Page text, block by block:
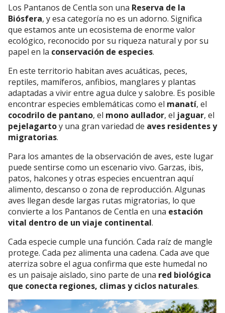
Los Pantanos de Centla son una Reserva de la
Biósfera, y esa categoría no es un adorno. Significa
que estamos ante un ecosistema de enorme valor
ecológico, reconocido por su riqueza natural y por su
papel en la conservación de especies.
En este territorio habitan aves acuáticas, peces,
reptiles, mamíferos, anfibios, manglares y plantas
adaptadas a vivir entre agua dulce y salobre. Es posible
encontrar especies emblemáticas como el manatí, el
cocodrilo de pantano, el mono aullador, el jaguar, el
pejelagartoy una gran variedad de aves residentes y
migratorias.
Para los amantes de la observación de aves, este lugar
puede sentirse como un escenario vivo. Garzas, ibis,
patos, halcones y otras especies encuentran aquí
alimento, descanso o zona de reproducción. Algunas
aves llegan desde largas rutas migratorias, lo que
convierte a los Pantanos de Centla en una estación
vital dentro de un viaje continental.
Cada especie cumple una función. Cada raíz de mangle
protege. Cada pez alimenta una cadena. Cada ave que
aterriza sobre el agua confirma que este humedal no
es un paisaje aislado, sino parte de una red biológica
que conecta regiones, climas y ciclos naturales.